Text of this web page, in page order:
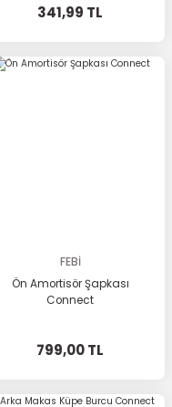
341,99 TL
FEBİ
Ön Amortisör Şapkası
Connect
799,00 TL